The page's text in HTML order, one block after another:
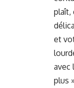
plaît,
et
avec
plus